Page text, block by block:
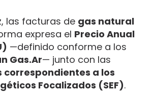
las facturas de gas natural
expresa el Precio Anual
—definido conforme a los
Gas.Ar— junto con las
a los
Focalizados (SEF).